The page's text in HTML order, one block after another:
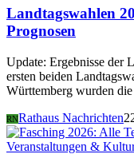
Landtagswahlen
Prognosen
Update: Ergebnisse der
ersten beiden
Württemberg wurden
RNRathaus Nachrichten
Veranstaltungen &